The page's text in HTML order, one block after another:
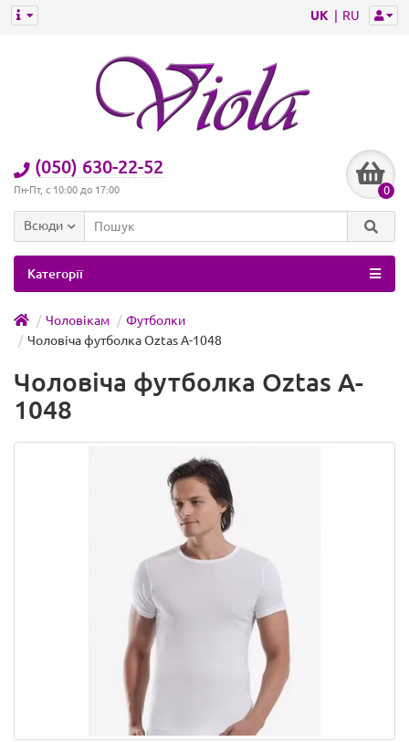
UK RU
(050) 630-22-52
Пн-Пт, с 10:00 до 17:00 0
Всюди
Категорії
Чоловікам
Футболки
Чоловіча футболка Oztas A-1048
Чоловіча футболка Oztas A-
1048